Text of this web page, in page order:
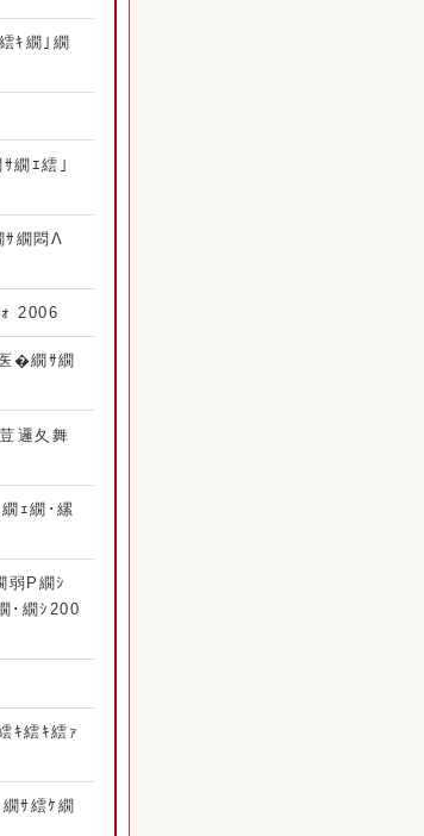
ｷ繝｣繝
繝ｴ繧｣
ｻ繝悶Λ
2006
�繝ｻ繝
邏夂舞
ｪ繝･縲
弱Ρ繝ｼ
･繝ｼ200
ｷ繧ｷ繧ｧ
ｻ繧ｹ繝